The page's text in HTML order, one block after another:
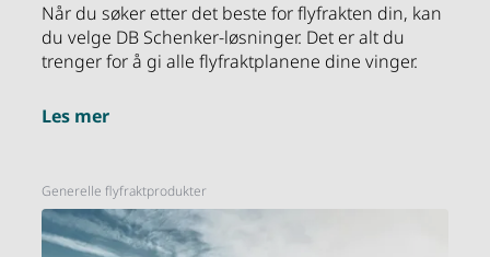
Når du søker etter det beste for flyfrakten din, kan
du velge DB Schenker-løsninger. Det er alt du
trenger for å gi alle flyfraktplanene dine vinger.
Les mer
Generelle flyfraktprodukter